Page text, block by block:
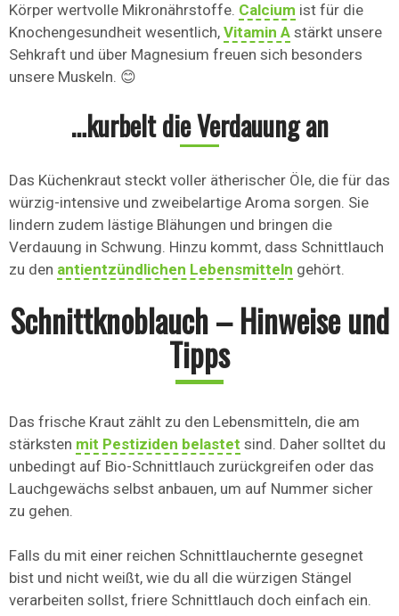
Körper wertvolle Mikronährstoffe. Calcium ist für die
Knochengesundheit wesentlich, Vitamin A stärkt unsere
Sehkraft und über Magnesium freuen sich besonders
unsere Muskeln. 😊
…kurbelt die Verdauung an
Das Küchenkraut steckt voller ätherischer Öle, die für das
würzig-intensive und zweibelartige Aroma sorgen. Sie
lindern zudem lästige Blähungen und bringen die
Verdauung in Schwung. Hinzu kommt, dass Schnittlauch
zu den antientzündlichen Lebensmitteln gehört.
Schnittknoblauch – Hinweise und
Tipps
Das frische Kraut zählt zu den Lebensmitteln, die am
stärksten mit Pestiziden belastet sind. Daher solltet du
unbedingt auf Bio-Schnittlauch zurückgreifen oder das
Lauchgewächs selbst anbauen, um auf Nummer sicher
zu gehen.
Falls du mit einer reichen Schnittlauchernte gesegnet
bist und nicht weißt, wie du all die würzigen Stängel
verarbeiten sollst, friere Schnittlauch doch einfach ein.